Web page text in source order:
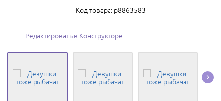
Код товара: p8863583
Редактировать в Конструкторе